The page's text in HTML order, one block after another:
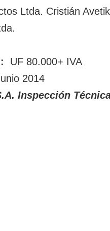
Ltda. Cristián
UF 80.000+ IVA
2014
Inspección